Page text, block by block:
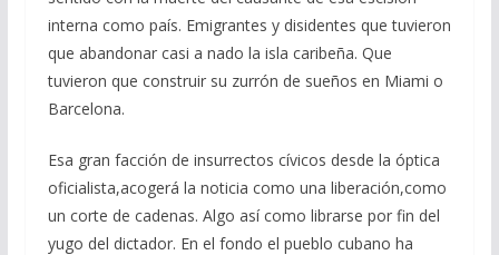
interna como país. Emigrantes y disidentes que tuvieron
que abandonar casi a nado la isla caribeña. Que
tuvieron que construir su zurrón de sueños en Miami o
Barcelona.
Esa gran facción de insurrectos cívicos desde la óptica
oficialista,acogerá la noticia como una liberación,como
un corte de cadenas. Algo así como librarse por fin del
yugo del dictador. En el fondo el pueblo cubano ha